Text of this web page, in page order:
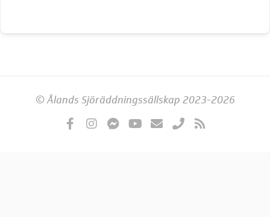
© Ålands Sjöräddningssällskap 2023-2026